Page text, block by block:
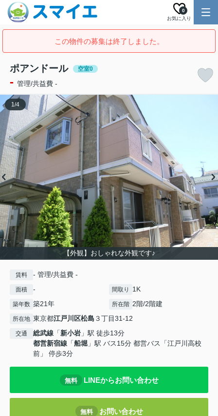
お気に入り
0
この物件の募集は終了しました。
ポアンドール 空室0
- 管理/共益費 -
【外観】おしゃれな外観です♪
1/4
賃料 - 管理/共益費 -
面積 - 間取り 1K
築年数 築21年 所在階 2階/2階建
所在地 東京都江戸川区松島 ３丁目31-12
交通 総武線 「新小岩 」駅 徒歩13分
都営新宿線 「船堀 」駅 バス15分 都営バス「江戸川高校
前」 停歩3分
無料 LINEからお問い合わせ
無料 お問い合わせ